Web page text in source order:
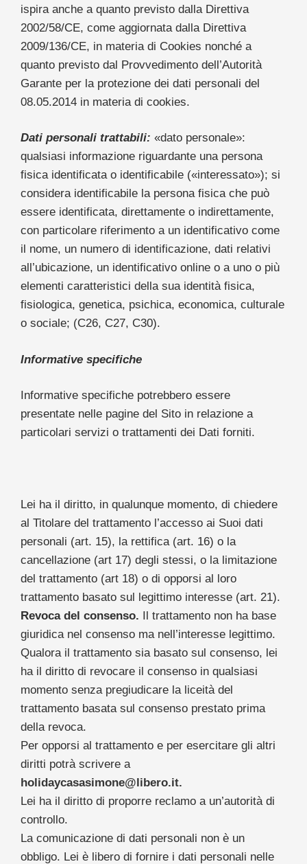
ispira anche a quanto previsto dalla Direttiva
2002/58/CE, come aggiornata dalla Direttiva
2009/136/CE, in materia di Cookies nonché a
quanto previsto dal Provvedimento dell’Autorità
Garante per la protezione dei dati personali del
08.05.2014 in materia di cookies.
Dati personali trattabili: «dato personale»:
qualsiasi informazione riguardante una persona
fisica identificata o identificabile («interessato»); si
considera identificabile la persona fisica che può
essere identificata, direttamente o indirettamente,
con particolare riferimento a un identificativo come
il nome, un numero di identificazione, dati relativi
all’ubicazione, un identificativo online o a uno o più
elementi caratteristici della sua identità fisica,
fisiologica, genetica, psichica, economica, culturale
o sociale; (C26, C27, C30).
Informative specifiche
Informative specifiche potrebbero essere
presentate nelle pagine del Sito in relazione a
particolari servizi o trattamenti dei Dati forniti.
Lei ha il diritto, in qualunque momento, di chiedere
al Titolare del trattamento l’accesso ai Suoi dati
personali (art. 15), la rettifica (art. 16) o la
cancellazione (art 17) degli stessi, o la limitazione
del trattamento (art 18) o di opporsi al loro
trattamento basato sul legittimo interesse (art. 21).
Revoca del consenso. Il trattamento non ha base
giuridica nel consenso ma nell’interesse legittimo.
Qualora il trattamento sia basato sul consenso, lei
ha il diritto di revocare il consenso in qualsiasi
momento senza pregiudicare la liceità del
trattamento basata sul consenso prestato prima
della revoca.
Per opporsi al trattamento e per esercitare gli altri
diritti potrà scrivere a
holidaycasasimone@libero.it.
Lei ha il diritto di proporre reclamo a un’autorità di
controllo.
La comunicazione di dati personali non è un
obbligo. Lei è libero di fornire i dati personali nelle